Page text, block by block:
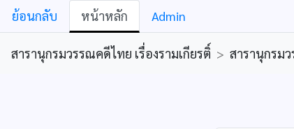
ย้อนกลับ หน้าหลัก Admin
สารานุกรมวรรณคดีไทย เรื่องรามเกียรติ์ > สารานุกรม